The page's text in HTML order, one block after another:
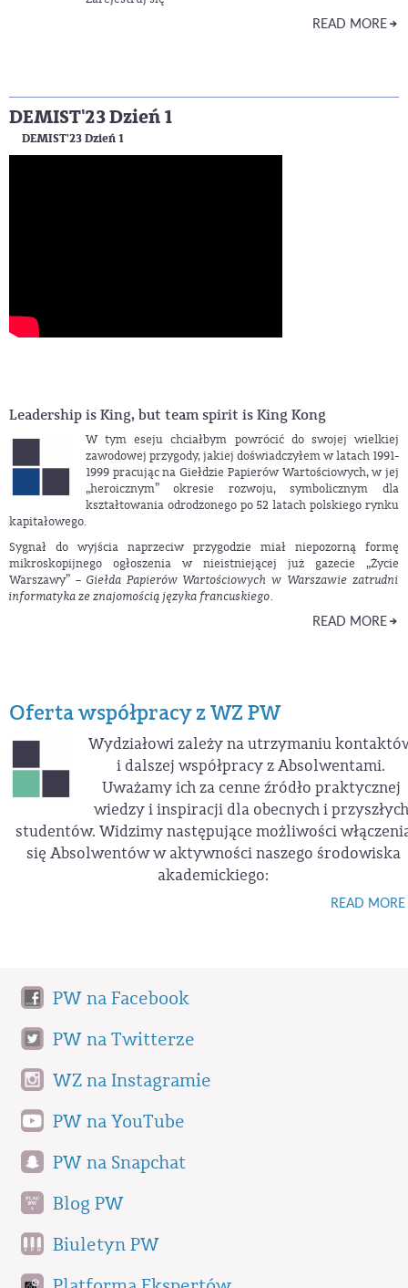
READ MORE
DEMIST'23 Dzień 1
DEMIST'23 Dzień 1
Leadership is King, but team spirit is King Kong
W tym eseju chciałbym powrócić do swojej wielkiej
zawodowej przygody, jakiej doświadczyłem w latach 1991-
1999 pracując na Giełdzie Papierów Wartościowych, w jej
„heroicznym” okresie rozwoju, symbolicznym dla
kształtowania odrodzonego po 52 latach polskiego rynku
kapitałowego.
Sygnał do wyjścia naprzeciw przygodzie miał niepozorną formę
mikroskopijnego ogłoszenia w nieistniejącej już gazecie „Życie
Warszawy” – Giełda Papierów Wartościowych w Warszawie zatrudni
informatyka ze znajomością języka francuskiego.
READ MORE
Oferta współpracy z WZ PW
Wydziałowi zależy na utrzymaniu
i dalszej współpracy z Absolwentami.
Uważamy ich za cenne źródło praktycznej
wiedzy i inspiracji dla obecnych i przyszłych
studentów. Widzimy następujące możliwości
się Absolwentów w aktywności naszego środowiska
akademickiego:
READ MORE
PW na Facebook
PW na Twitterze
WZ na Instagramie
PW na YouTube
PW na Snapchat
Blog PW
Biuletyn PW